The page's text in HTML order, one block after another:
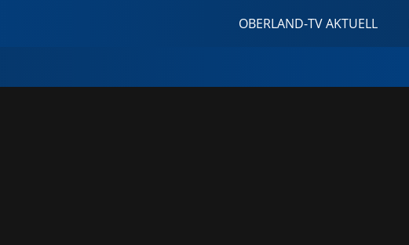
OBERLAND-TV AKTUELL